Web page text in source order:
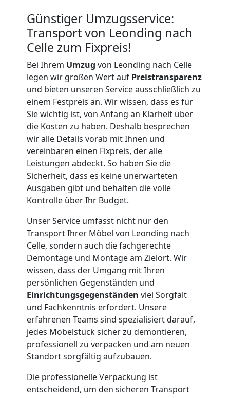
Günstiger Umzugsservice:
Transport von Leonding nach
Celle zum Fixpreis!
Bei Ihrem Umzug von Leonding nach Celle
legen wir großen Wert auf Preistransparenz
und bieten unseren Service ausschließlich zu
einem Festpreis an. Wir wissen, dass es für
Sie wichtig ist, von Anfang an Klarheit über
die Kosten zu haben. Deshalb besprechen
wir alle Details vorab mit Ihnen und
vereinbaren einen Fixpreis, der alle
Leistungen abdeckt. So haben Sie die
Sicherheit, dass es keine unerwarteten
Ausgaben gibt und behalten die volle
Kontrolle über Ihr Budget.
Unser Service umfasst nicht nur den
Transport Ihrer Möbel von Leonding nach
Celle, sondern auch die fachgerechte
Demontage und Montage am Zielort. Wir
wissen, dass der Umgang mit Ihren
persönlichen Gegenständen und
Einrichtungsgegenständen viel Sorgfalt
und Fachkenntnis erfordert. Unsere
erfahrenen Teams sind spezialisiert darauf,
jedes Möbelstück sicher zu demontieren,
professionell zu verpacken und am neuen
Standort sorgfältig aufzubauen.
Die professionelle Verpackung ist
entscheidend, um den sicheren Transport
Leonding
Expressumzug
Leonding
Tragehilfe
Leonding
Kleiner
Umzug
Leonding
Küchenumzug
Leonding
Umzug
und
Lagerung